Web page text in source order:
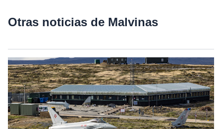
Otras noticias de Malvinas